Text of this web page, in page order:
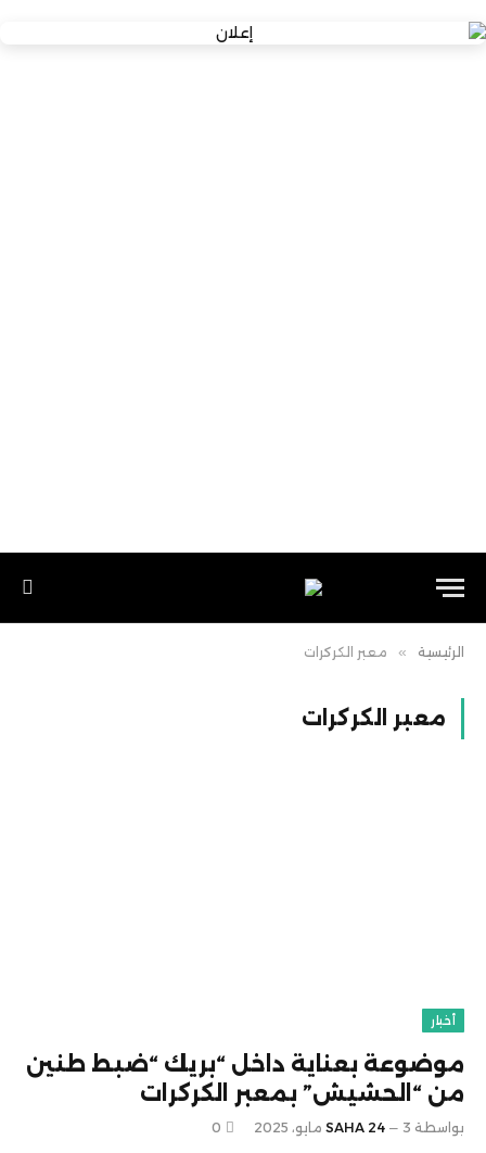
الرئيسية » معبر الكركرات
معبر الكركرات
أخبار
موضوعة بعناية داخل “بريك “ضبط طنين
من “الحشيش” بمعبر الكركرات
بواسطة SAHA 24 3 مايو، 2025 0